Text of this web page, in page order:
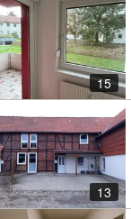
15
13